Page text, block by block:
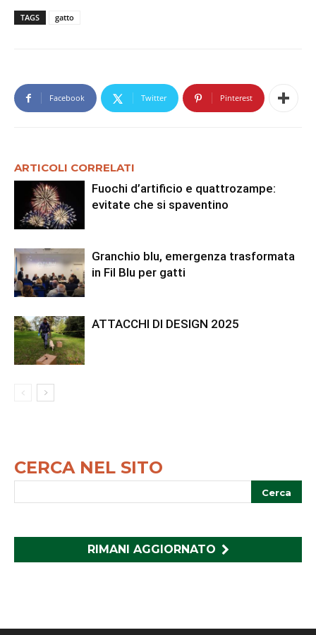
TAGS gatto
Facebook Twitter Pinterest
ARTICOLI CORRELATI
Fuochi d’artificio e quattrozampe:
evitate che si spaventino
Granchio blu, emergenza trasformata
in Fil Blu per gatti
ATTACCHI DI DESIGN 2025
CERCA NEL SITO
RIMANI AGGIORNATO